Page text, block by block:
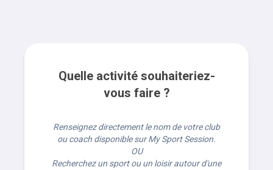
Quelle activité souhaiteriez-
vous faire ?
Renseignez directement le nom de votre club
ou coach disponible sur My Sport Session.
OU
Recherchez un sport ou un loisir autour d'une